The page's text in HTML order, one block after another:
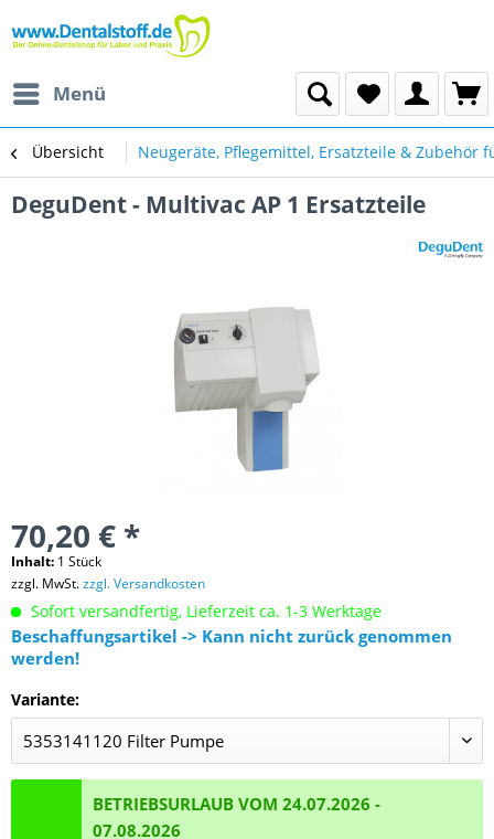
Menü
Übersicht Neugeräte, Pflegemittel, Ersatzteile & Zubehör
DeguDent - Multivac AP 1 Ersatzteile
70,20 € *
Inhalt: 1 Stück
zzgl. MwSt.zzgl. Versandkosten
Sofort versandfertig, Lieferzeit ca. 1-3 Werktage
Beschaffungsartikel -> Kann nicht zurück genommen
werden!
Variante:
BETRIEBSURLAUB VOM 24.07.2026 -
07.08.2026